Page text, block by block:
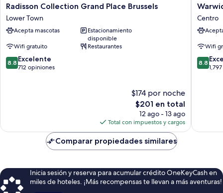
Radisson
Collection
Grand
Place
Lower
Town
Radisson Collection Grand Place Brussels
Lower Town
Acepta mascotas
Estacionamiento
disponible
Wifi gratuito
Restaurantes
8.8
de
8.8 Excelente
712 opiniones
$174 por noche
El
precio
actual
es
de
$201
$201 en total
12 ago - 13 ago
Total con impuestos y cargos
Warwick
Brussels
Grand-
Place
Centro
Wifi
8.8
de
8.8
Comparar propiedades similares
Inicia sesión y reserva para acumular crédito OneKeyCash en
miles de hoteles. ¡Más recompensas te llevan a más aventuras!